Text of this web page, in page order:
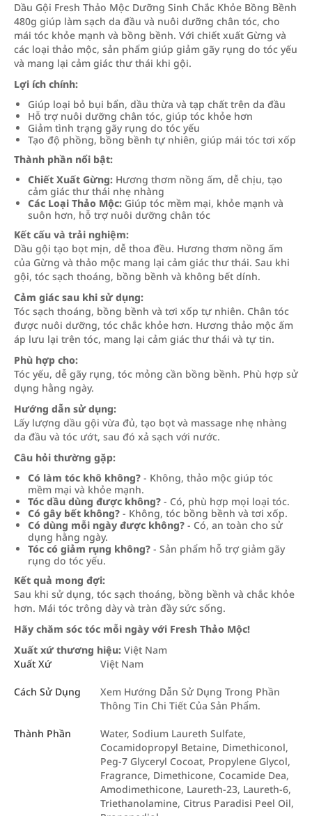
Dầu Gội Fresh Thảo Mộc Dưỡng Sinh Chắc Khỏe Bồng Bềnh
480g giúp làm sạch da đầu và nuôi dưỡng chân tóc, cho
mái tóc khỏe mạnh và bồng bềnh. Với chiết xuất Gừng và
các loại thảo mộc, sản phẩm giúp giảm gãy rụng do tóc yếu
và mang lại cảm giác thư thái khi gội.
Lợi ích chính:
Giúp loại bỏ bụi bẩn, dầu thừa và tạp chất trên da đầu
Hỗ trợ nuôi dưỡng chân tóc, giúp tóc khỏe hơn
Giảm tình trạng gãy rụng do tóc yếu
Tạo độ phồng, bồng bềnh tự nhiên, giúp mái tóc tơi xốp
Thành phần nổi bật:
Chiết Xuất Gừng: Hương thơm nồng ấm, dễ chịu, tạo
cảm giác thư thái nhẹ nhàng
Các Loại Thảo Mộc: Giúp tóc mềm mại, khỏe mạnh và
suôn hơn, hỗ trợ nuôi dưỡng chân tóc
Kết cấu và trải nghiệm:
Dầu gội tạo bọt mịn, dễ thoa đều. Hương thơm nồng ấm
của Gừng và thảo mộc mang lại cảm giác thư thái. Sau khi
gội, tóc sạch thoáng, bồng bềnh và không bết dính.
Cảm giác sau khi sử dụng:
Tóc sạch thoáng, bồng bềnh và tơi xốp tự nhiên. Chân tóc
được nuôi dưỡng, tóc chắc khỏe hơn. Hương thảo mộc ấm
áp lưu lại trên tóc, mang lại cảm giác thư thái và tự tin.
Phù hợp cho:
Tóc yếu, dễ gãy rụng, tóc mỏng cần bồng bềnh. Phù hợp sử
dụng hằng ngày.
Hướng dẫn sử dụng:
Lấy lượng dầu gội vừa đủ, tạo bọt và massage nhẹ nhàng
da đầu và tóc ướt, sau đó xả sạch với nước.
Câu hỏi thường gặp:
Có làm tóc khô không? - Không, thảo mộc giúp tóc
mềm mại và khỏe mạnh.
Tóc dầu dùng được không? - Có, phù hợp mọi loại tóc.
Có gây bết không? - Không, tóc bồng bềnh và tơi xốp.
Có dùng mỗi ngày được không? - Có, an toàn cho sử
dụng hằng ngày.
Tóc có giảm rụng không? - Sản phẩm hỗ trợ giảm gãy
rụng do tóc yếu.
Kết quả mong đợi:
Sau khi sử dụng, tóc sạch thoáng, bồng bềnh và chắc khỏe
hơn. Mái tóc trông dày và tràn đầy sức sống.
Hãy chăm sóc tóc mỗi ngày với Fresh Thảo Mộc!
Xuất xứ thương hiệu: Việt Nam
Xuất Xứ
Việt Nam
Cách Sử Dụng
Xem Hướng Dẫn Sử Dụng Trong Phần
Thông Tin Chi Tiết Của Sản Phẩm.
Thành Phần
Water, Sodium Laureth Sulfate,
Cocamidopropyl Betaine, Dimethiconol,
Peg-7 Glyceryl Cocoat, Propylene Glycol,
Fragrance, Dimethicone, Cocamide Dea,
Amodimethicone, Laureth-23, Laureth-6,
Triethanolamine, Citrus Paradisi Peel Oil,